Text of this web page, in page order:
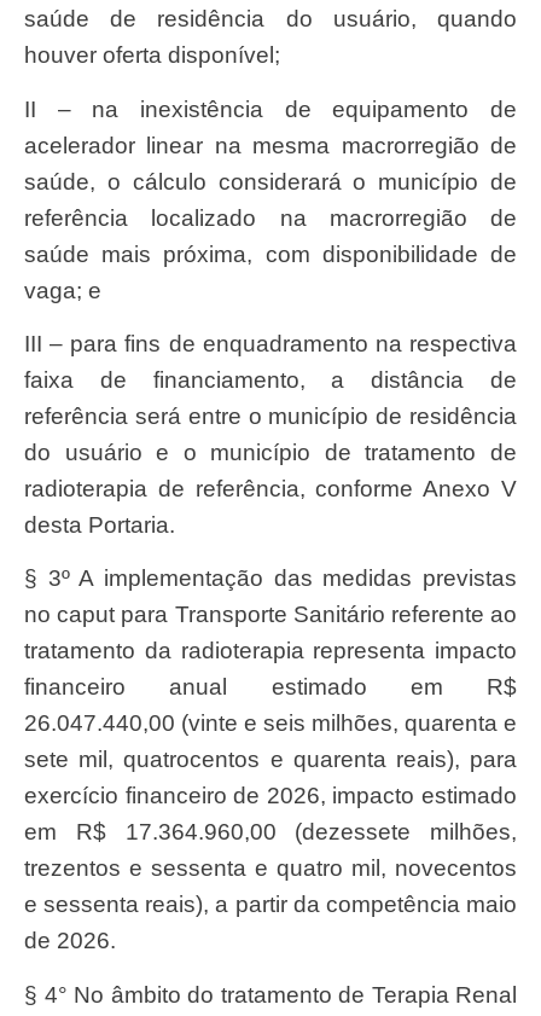
saúde de residência do usuário, quando
houver oferta disponível;
II – na inexistência de equipamento de
acelerador linear na mesma macrorregião de
saúde, o cálculo considerará o município de
referência localizado na macrorregião de
saúde mais próxima, com disponibilidade de
vaga; e
III – para fins de enquadramento na respectiva
faixa de financiamento, a distância de
referência será entre o município de residência
do usuário e o município de tratamento de
radioterapia de referência, conforme Anexo V
desta Portaria.
§ 3º A implementação das medidas previstas
no caput para Transporte Sanitário referente ao
tratamento da radioterapia representa impacto
financeiro anual estimado em R$
26.047.440,00 (vinte e seis milhões, quarenta e
sete mil, quatrocentos e quarenta reais), para
exercício financeiro de 2026, impacto estimado
em R$ 17.364.960,00 (dezessete milhões,
trezentos e sessenta e quatro mil, novecentos
e sessenta reais), a partir da competência maio
de 2026.
§ 4° No âmbito do tratamento de Terapia Renal